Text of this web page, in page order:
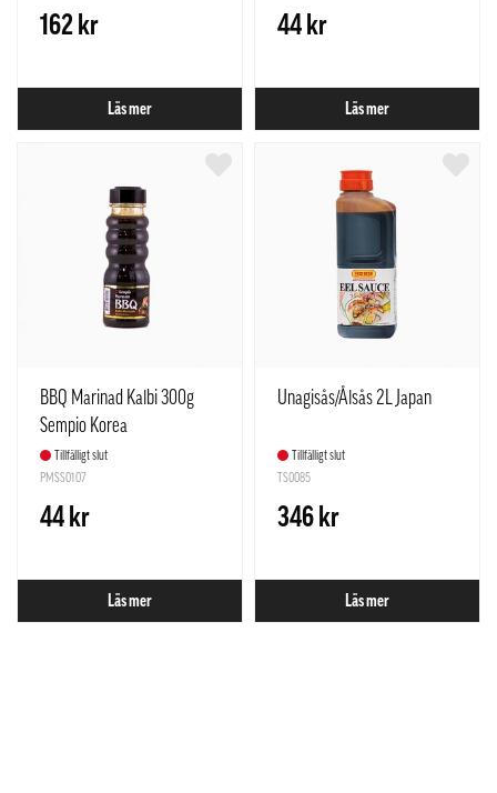
162 kr
Läs mer
44 kr
Läs mer
BBQ Marinad Kalbi 300g
Sempio Korea
Tillfälligt slut
PMSS0107
44 kr
Läs mer
Unagisås/Ålsås 2L Japan
Tillfälligt slut
TS0085
346 kr
Läs mer